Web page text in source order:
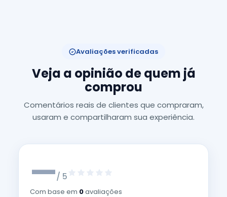
Avaliações verificadas
Veja a opinião de quem já
comprou
Comentários reais de clientes que compraram,
usaram e compartilharam sua experiência.
—/ 5
Com base em 0avaliações